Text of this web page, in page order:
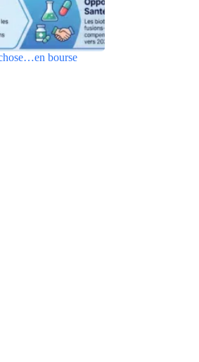
bourse